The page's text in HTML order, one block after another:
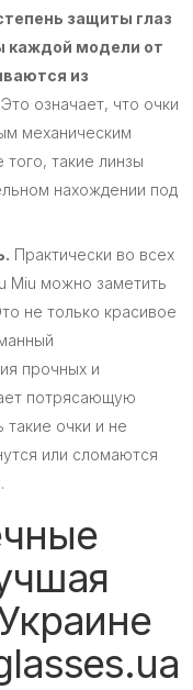
защиты глаз
каждой модели от
из
Это означает, что очки
механическим
такие линзы
нахождении под
Практически во всех
Miu можно заметить
не только красивое
прочных и
потрясающую
очки и не
или сломаются